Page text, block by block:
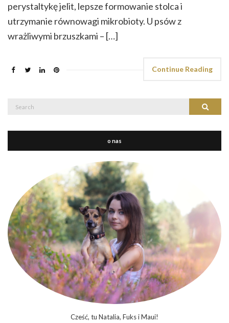
perystaltykę jelit, lepsze formowanie stolca i
utrzymanie równowagi mikrobioty. U psów z
wrażliwymi brzuszkami – […]
Continue Reading
Search
Search
o nas
Cześć, tu Natalia, Fuks i Maui!